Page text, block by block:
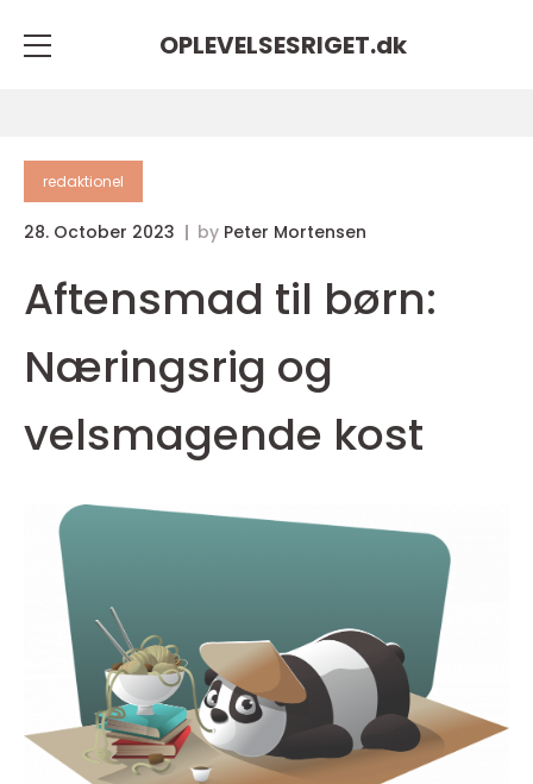
OPLEVELSESRIGET.dk
redaktionel
28. October 2023 by Peter Mortensen
Aftensmad til børn:
Næringsrig og
velsmagende kost